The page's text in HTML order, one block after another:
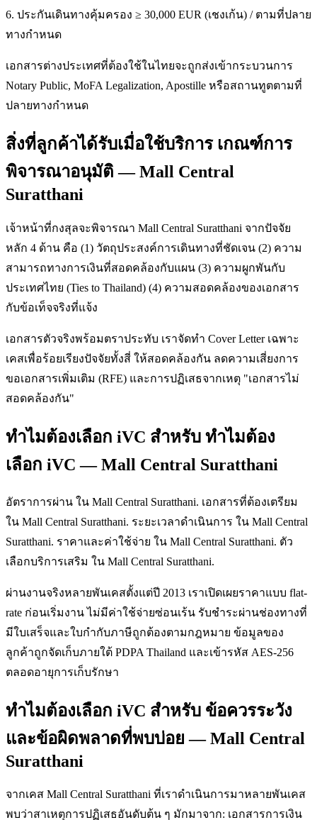
6. ประกันเดินทางคุ้มครอง ≥ 30,000 EUR (เชงเก้น) / ตามที่ปลาย
ทางกำหนด
เอกสารต่างประเทศที่ต้องใช้ในไทยจะถูกส่งเข้ากระบวนการ
Notary Public, MoFA Legalization, Apostille หรือสถานทูตตามที่
ปลายทางกำหนด
สิ่งที่ลูกค้าได้รับเมื่อใช้บริการ เกณฑ์การ
พิจารณาอนุมัติ — Mall Central
Suratthani
เจ้าหน้าที่กงสุลจะพิจารณา Mall Central Suratthani จากปัจจัย
หลัก 4 ด้าน คือ (1) วัตถุประสงค์การเดินทางที่ชัดเจน (2) ความ
สามารถทางการเงินที่สอดคล้องกับแผน (3) ความผูกพันกับ
ประเทศไทย (Ties to Thailand) (4) ความสอดคล้องของเอกสาร
กับข้อเท็จจริงที่แจ้ง
เอกสารตัวจริงพร้อมตราประทับ เราจัดทำ Cover Letter เฉพาะ
เคสเพื่อร้อยเรียงปัจจัยทั้งสี่ ให้สอดคล้องกัน ลดความเสี่ยงการ
ขอเอกสารเพิ่มเติม (RFE) และการปฏิเสธจากเหตุ "เอกสารไม่
สอดคล้องกัน"
ทำไมต้องเลือก iVC สำหรับ ทำไมต้อง
เลือก iVC — Mall Central Suratthani
อัตราการผ่าน ใน Mall Central Suratthani. เอกสารที่ต้องเตรียม
ใน Mall Central Suratthani. ระยะเวลาดำเนินการ ใน Mall Central
Suratthani. ราคาและค่าใช้จ่าย ใน Mall Central Suratthani. ตัว
เลือกบริการเสริม ใน Mall Central Suratthani.
ผ่านงานจริงหลายพันเคสตั้งแต่ปี 2013 เราเปิดเผยราคาแบบ flat-
rate ก่อนเริ่มงาน ไม่มีค่าใช้จ่ายซ่อนเร้น รับชำระผ่านช่องทางที่
มีใบเสร็จและใบกำกับภาษีถูกต้องตามกฎหมาย ข้อมูลของ
ลูกค้าถูกจัดเก็บภายใต้ PDPA Thailand และเข้ารหัส AES-256
ตลอดอายุการเก็บรักษา
ทำไมต้องเลือก iVC สำหรับ ข้อควรระวัง
และข้อผิดพลาดที่พบบ่อย — Mall Central
Suratthani
จากเคส Mall Central Suratthani ที่เราดำเนินการมาหลายพันเคส
พบว่าสาเหตุการปฏิเสธอันดับต้น ๆ มักมาจาก: เอกสารการเงิน